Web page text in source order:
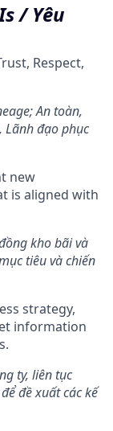
/ Yêu
Respect,
An toàn,
Lãnh đạo phục
new
is aligned with
kho bãi và
tiêu và chiến
strategy,
information
ty, liên tục
đề xuất các kế